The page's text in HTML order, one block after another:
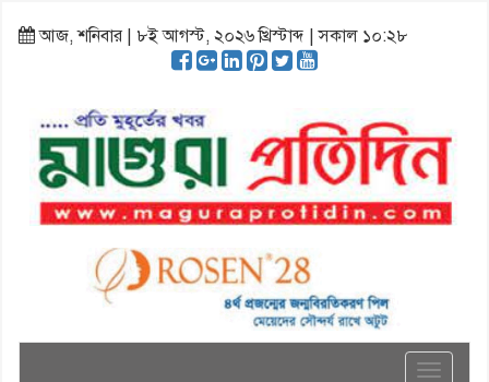
আজ, শনিবার | ৮ই আগস্ট, ২০২৬ খ্রিস্টাব্দ | সকাল ১০:২৮
Toggle